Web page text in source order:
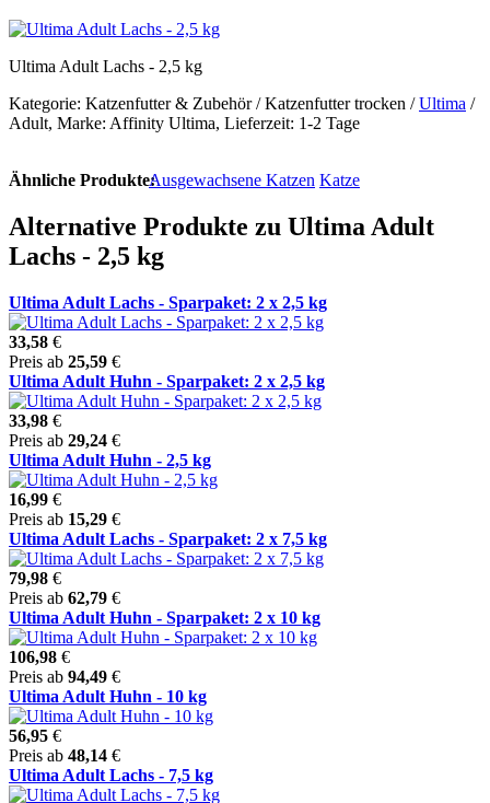
Ultima Adult Lachs - 2,5 kg
Kategorie: Katzenfutter & Zubehör / Katzenfutter trocken /Ultima /
Adult, Marke: Affinity Ultima, Lieferzeit: 1-2 Tage
Ähnliche Produkte:Ausgewachsene Katzen Katze
Alternative Produkte zu Ultima Adult
Lachs - 2,5 kg
Ultima Adult Lachs - Sparpaket: 2 x 2,5 kg
33,58 €
Preis ab 25,59 €
Ultima Adult Huhn - Sparpaket: 2 x 2,5 kg
33,98 €
Preis ab 29,24 €
Ultima Adult Huhn - 2,5 kg
16,99 €
Preis ab 15,29 €
Ultima Adult Lachs - Sparpaket: 2 x 7,5 kg
79,98 €
Preis ab 62,79 €
Ultima Adult Huhn - Sparpaket: 2 x 10 kg
106,98 €
Preis ab 94,49 €
Ultima Adult Huhn - 10 kg
56,95 €
Preis ab 48,14 €
Ultima Adult Lachs - 7,5 kg